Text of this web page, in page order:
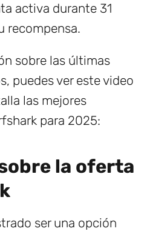
activa durante 31
recompensa.
sobre las últimas
puedes ver este video
las mejores
para 2025:
la oferta
ser una opción